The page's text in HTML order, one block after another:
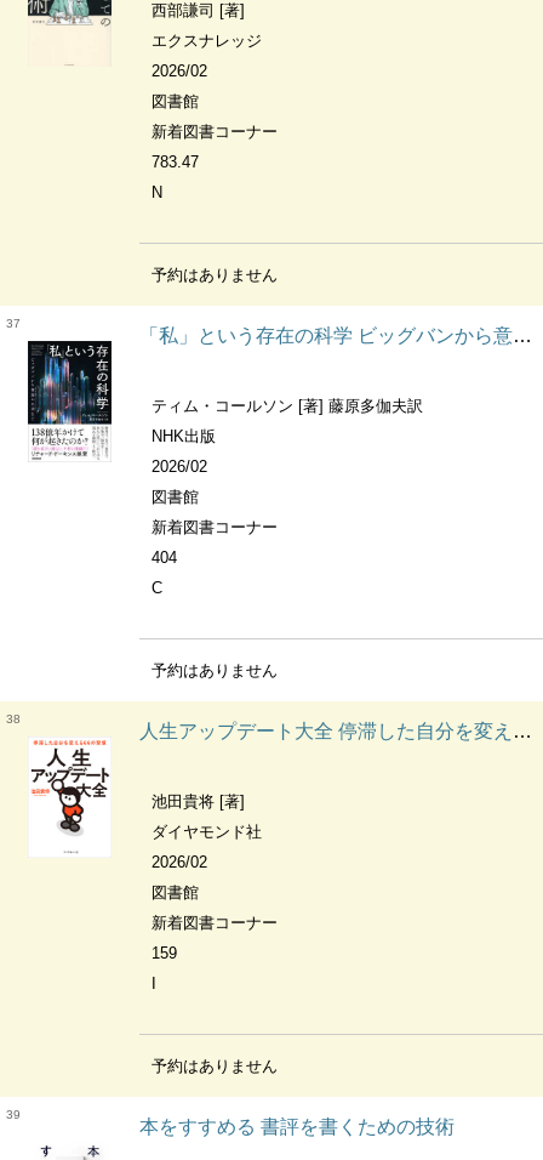
西部謙司 [著]
エクスナレッジ
2026/02
図書館
新着図書コーナー
783.47
N
予約はありません
37
「私」という存在の科学 ビッグバンから意識の出現まで
ティム・コールソン [著] 藤原多伽夫訳
NHK出版
2026/02
図書館
新着図書コーナー
404
C
予約はありません
38
人生アップデート大全 停滞した自分を変える66の習慣
池田貴将 [著]
ダイヤモンド社
2026/02
図書館
新着図書コーナー
159
予約はありません
39
本をすすめる 書評を書くための技術